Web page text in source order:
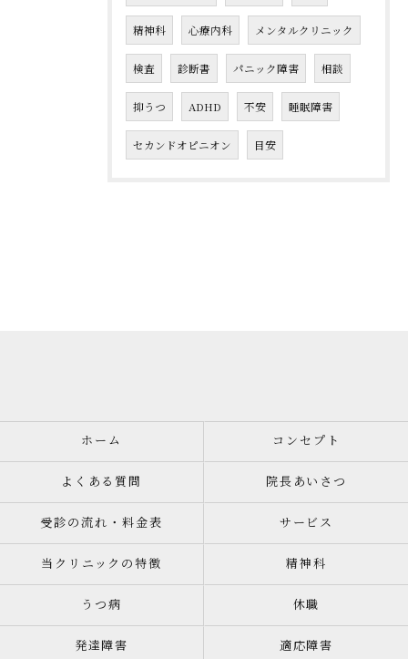
精神科 心療内科 メンタルクリニック
検査 診断書 パニック障害 相談
抑うつ ADHD 不安 睡眠障害
セカンドオピニオン 目安
ホーム コンセプト
よくある質問 院長あいさつ
受診の流れ・料金表 サービス
当クリニックの特徴 精神科
うつ病 休職
発達障害 適応障害